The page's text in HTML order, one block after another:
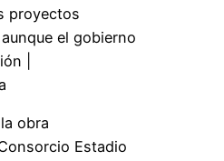
proyectos
el gobierno
|
obra
Estadio